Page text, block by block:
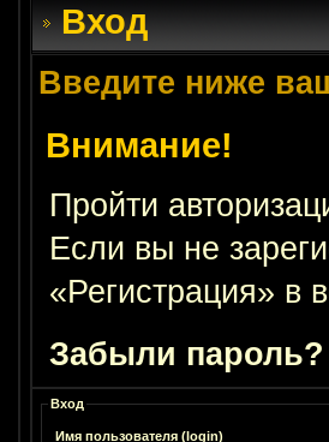
Вход
Введите ниже
Внимание!
Пройти
Если вы не
«Регистрация» в
Забыли пароль?
Вход
Имя пользователя (login)